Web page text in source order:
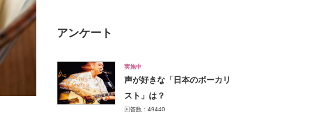
アンケート
実施中
声が好きな「日本のボーカリ
スト」は？
回答数：49440